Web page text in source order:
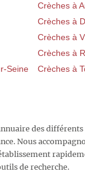
Crèches à
Crèches à
Crèches à
Crèches à
Seine
Crèches à
des différents
Nous
de recherche.